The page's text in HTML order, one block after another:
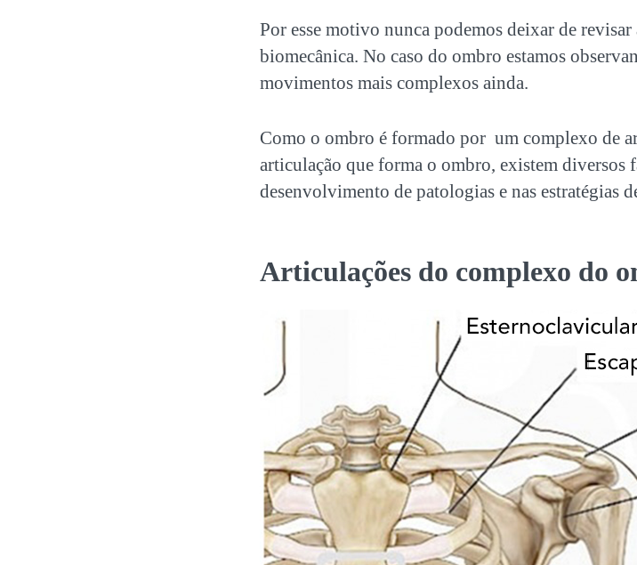
Por esse motivo nunca podemos deixar de
biomecânica. No caso do ombro estamos
movimentos mais complexos ainda.
Como o ombro é formado por um complexo de
articulação que forma o ombro, existem diversos
desenvolvimento de patologias e nas estratégias
Articulações do complexo do